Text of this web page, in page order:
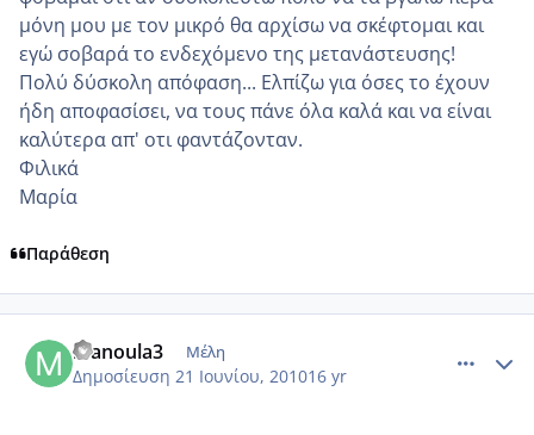
μόνη μου με τον μικρό θα αρχίσω να σκέφτομαι και
εγώ σοβαρά το ενδεχόμενο της μετανάστευσης!
Πολύ δύσκολη απόφαση... Ελπίζω για όσες το έχουν
ήδη αποφασίσει, να τους πάνε όλα καλά και να είναι
καλύτερα απ' οτι φαντάζονταν.
Φιλικά
Μαρία
Παράθεση
manoula3 Μέλη
Δημοσίευση 21 Ιουνίου, 201016 yr